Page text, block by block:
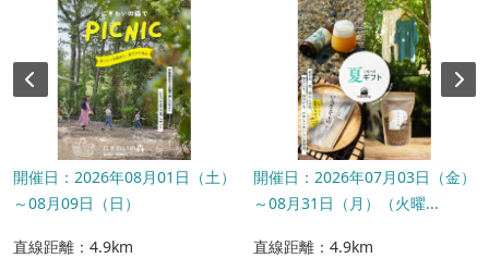
開催日：2026年08月01日（土）
～08月09日（日）
直線距離：4.9km
開催日：2026年07月03日（金）
～08月31日（月）（火曜...
直線距離：4.9km